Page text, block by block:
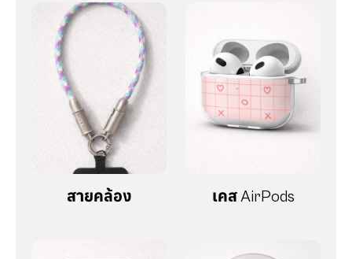
สายคล้อง เคส AirPods